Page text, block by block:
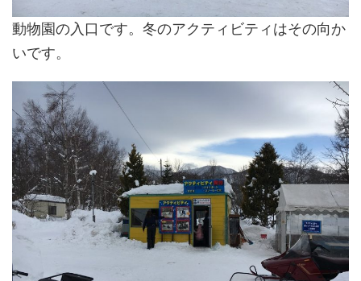
動物園の入口です。冬のアクティビティはその向か
いです。